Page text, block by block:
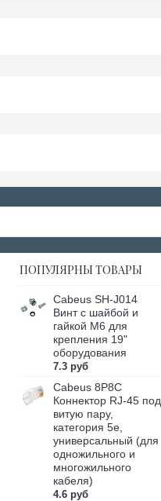
ПОПУЛЯРНЫ ТОВАРЫ
Cabeus SH-J014
Винт с шайбой и
гайкой M6 для
крепления 19"
оборудования
7.3 руб
Cabeus 8P8C
Коннектор RJ-45 под
витую пару,
категория 5e,
универсальный (для
одножильного и
многожильного
кабеля)
4.6 руб